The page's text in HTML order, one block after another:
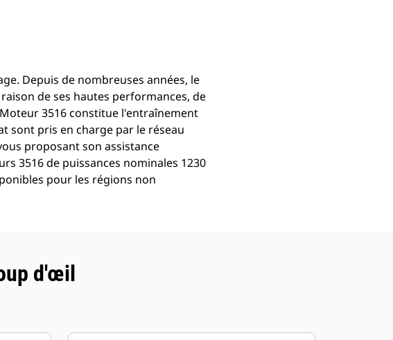
Depuis de nombreuses années, le
de ses hautes performances, de
3516 constitue l'entraînement
sont pris en charge par le réseau
proposant son assistance
3516 de puissances nominales 1230
pour les régions non
d'œil